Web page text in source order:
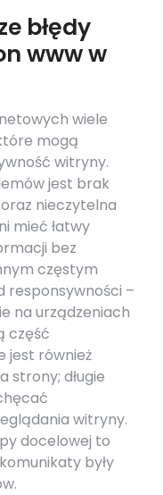
błędy
www w
wiele
mogą
witryny.
jest brak
nieczytelna
mieć łatwy
bez
częstym
responsywności –
na urządzeniach
część
jest również
strony; długie
witryny.
docelowej to
były